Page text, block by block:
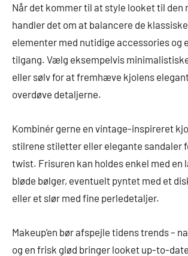
Når det kommer til at style looket til den
handler det om at balancere de
elementer med nutidige accessories og
tilgang. Vælg eksempelvis
eller sølv for at fremhæve kjolens
overdøve detaljerne.
Kombinér gerne en vintage-inspireret
stilrene stiletter eller elegante sandaler
twist. Frisuren kan holdes enkel med en
bløde bølger, eventuelt pyntet med et
eller et slør med fine perledetaljer.
Makeup’en bør afspejle tidens trends –
og en frisk glød bringer looket up-to-